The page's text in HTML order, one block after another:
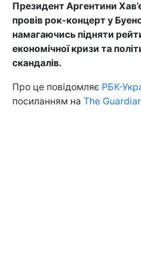
Президент Аргентини
провів рок-концерт у
намагаючись підняти
економічної кризи та
скандалів.
Про це повідомляє РБК-
посиланням на Тhe